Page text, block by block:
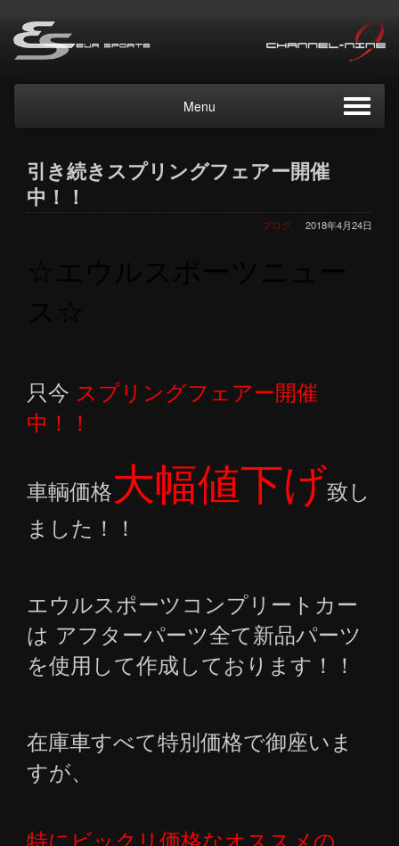
Menu
引き続きスプリングフェアー開催
中！！
2018年4月24日
ブログ
只今 スプリングフェアー開催
中！！
車輌価格大幅値下げ致し
ました！！
エウルスポーツコンプリートカー
は アフターパーツ全て新品パーツ
を使用して作成しております！！
在庫車すべて特別価格で御座いま
すが、
特に ビックリ 価格なオススメの